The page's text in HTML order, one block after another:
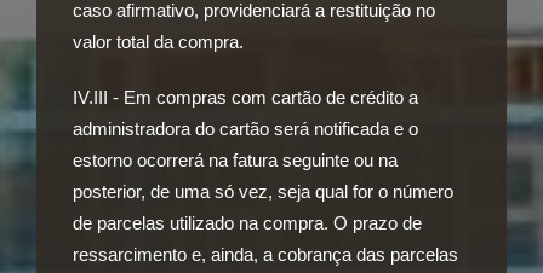
caso afirmativo, providenciará a restituição no
valor total da compra.
IV.III - Em compras com cartão de crédito a
administradora do cartão será notificada e o
estorno ocorrerá na fatura seguinte ou na
posterior, de uma só vez, seja qual for o número
de parcelas utilizado na compra. O prazo de
ressarcimento e, ainda, a cobrança das parcelas